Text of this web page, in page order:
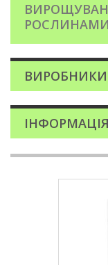
РОСЛИНАМИ
ВИРОБНИКИ
ІНФОРМАЦІЯ